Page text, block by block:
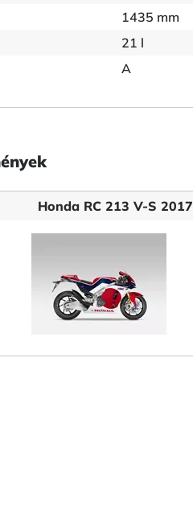
1435 mm
21 l
A
Honda RC 213 V-S 2017